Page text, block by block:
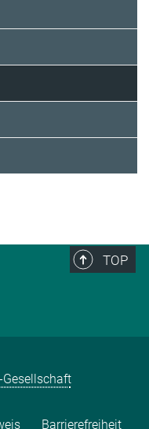
TOP
Barrierefreiheit